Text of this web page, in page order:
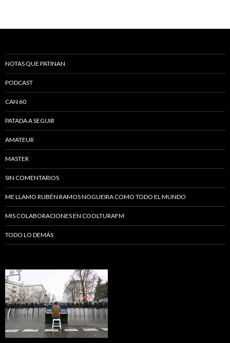
NOTAS QUE PATINAN
PODCAST
CAN 60
PATADA A SEGUIR
AMATEUR
MASTER
SIN COMENTARIOS
ME LLAMO RUBÉN RAMOS NOGUEIRA COMO TODO EL MUNDO
MIS COLABORACIONES EN COOLTURAFM
TODO LO DEMÁS